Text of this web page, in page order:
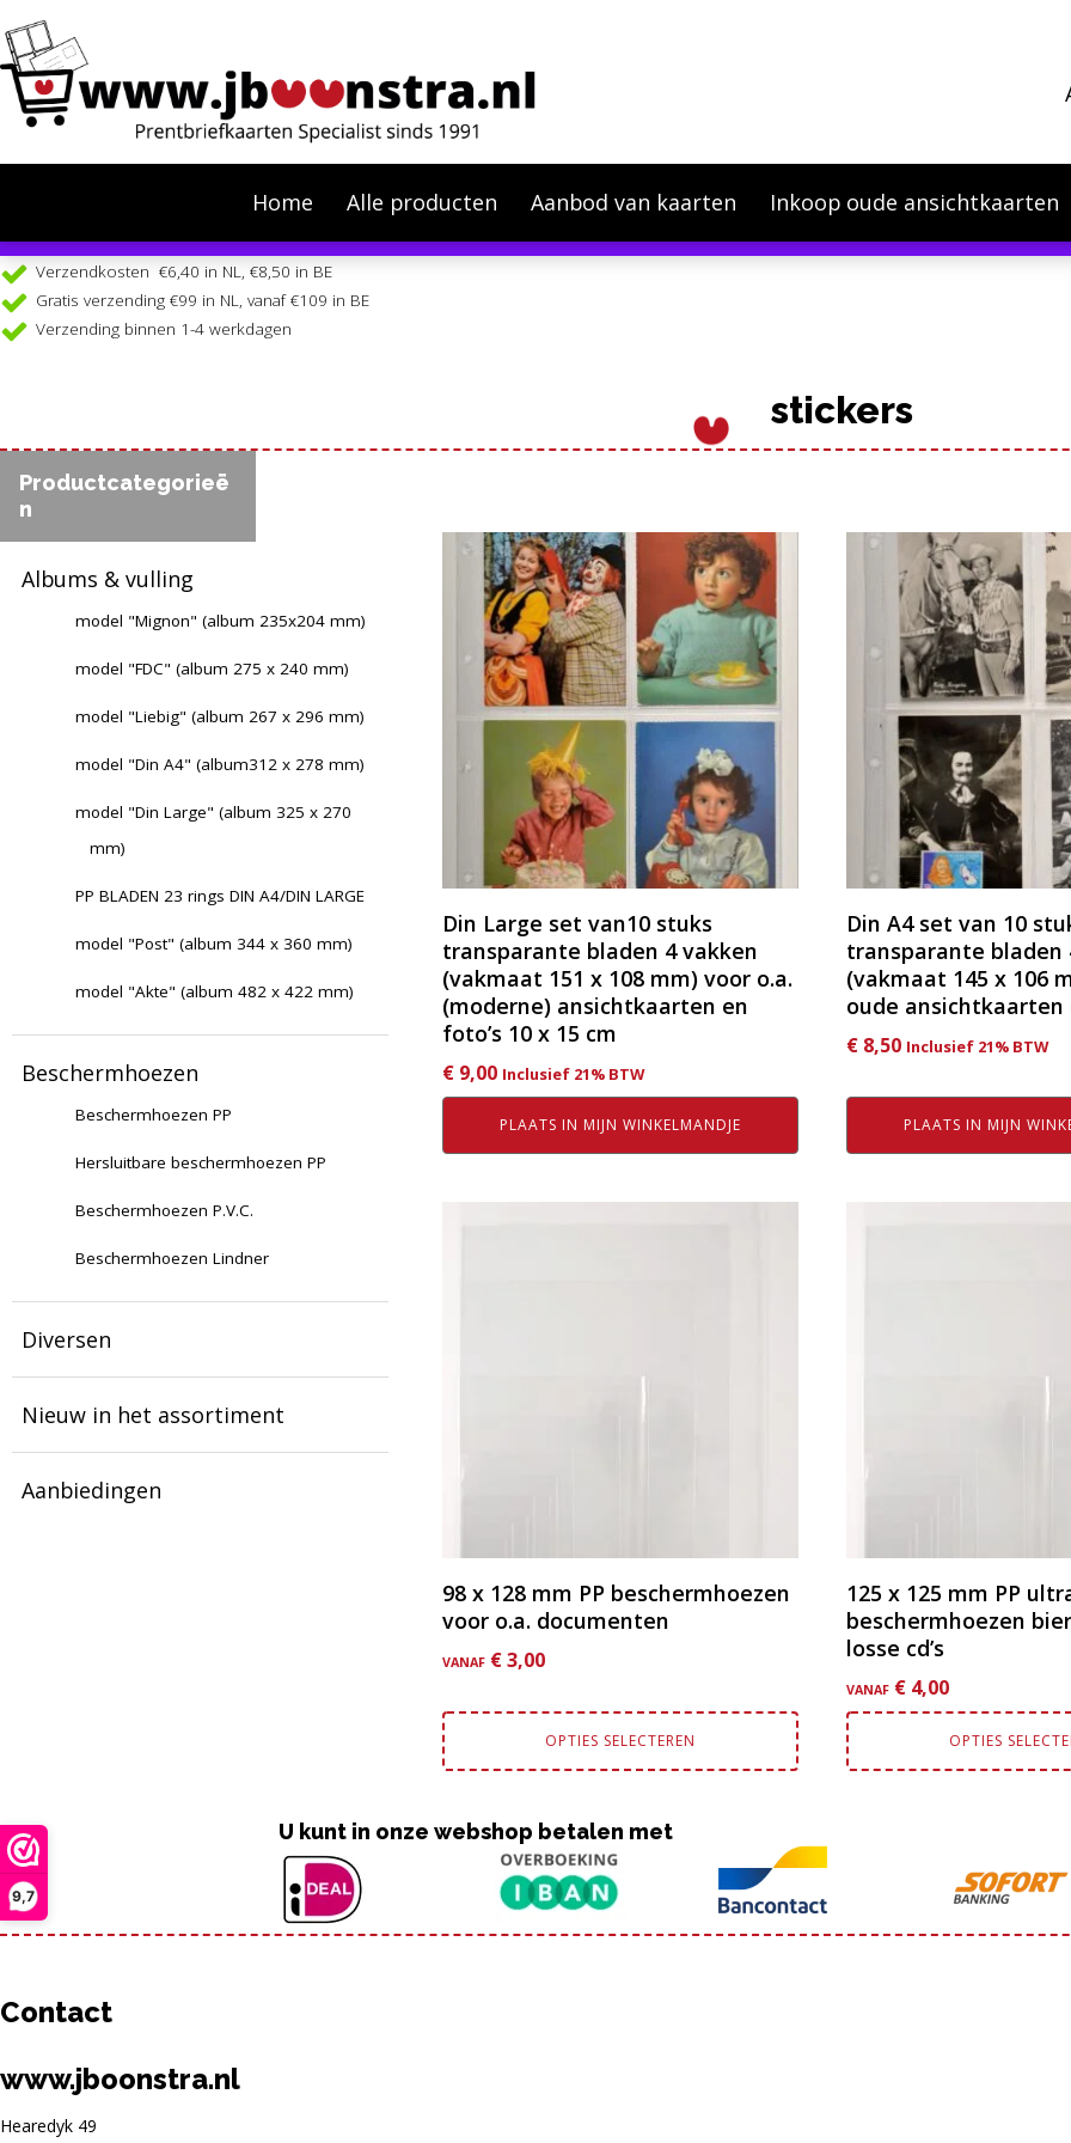
9,7
In verband met de stijgende olieprijzen zijn wij genoodzaakt om onze prijzen per 1
Home Alle producten Aanbod van kaarten Inkoop oude ansichtkaarten
Verzendkosten €6,40 in NL, €8,50 in BE
Gratis verzending €99 in NL, vanaf €109 in BE
Verzending binnen 1-4 werkdagen
stickers
Productcategorieë
n
Albums & vulling
model "Mignon" (album 235x204 mm)
model "FDC" (album 275 x 240 mm)
model "Liebig" (album 267 x 296 mm)
model "Din A4" (album312 x 278 mm)
model "Din Large" (album 325 x 270
mm)
PP BLADEN 23 rings DIN A4/DIN LARGE
model "Post" (album 344 x 360 mm)
model "Akte" (album 482 x 422 mm)
Beschermhoezen
Beschermhoezen PP
Hersluitbare beschermhoezen PP
Beschermhoezen P.V.C.
Beschermhoezen Lindner
Diversen
Nieuw in het assortiment
Aanbiedingen
Din Large set van10 stuks
transparante bladen 4 vakken
(vakmaat 151 x 108 mm) voor o.a.
(moderne) ansichtkaarten en
foto’s 10 x 15 cm
€9,00 Inclusief 21% BTW
PLAATS IN MIJN WINKELMANDJE
Din A4 set van 10
transparante bladen
(vakmaat 145 x 106
oude ansichtkaarten
€8,50 Inclusief 21% BTW
PLAATS IN MIJN
98 x 128 mm PP beschermhoezen
voor o.a. documenten
VANAF €3,00
OPTIES SELECTEREN
de
productpagina
125 x 125 mm PP
beschermhoezen
losse cd’s
VANAF €4,00
OPTIES
de
productpagina
U kunt in onze webshop betalen met
Contact
www.jboonstra.nl
Hearedyk 49